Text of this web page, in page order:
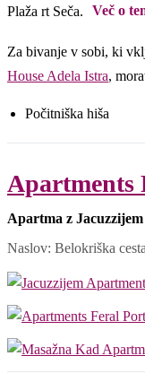
Plaža rt Seča.
Več o
Za bivanje v sobi, ki
House Adela Istra,
Počitniška hiša
Apartments
Apartma z
Naslov: Belokriška